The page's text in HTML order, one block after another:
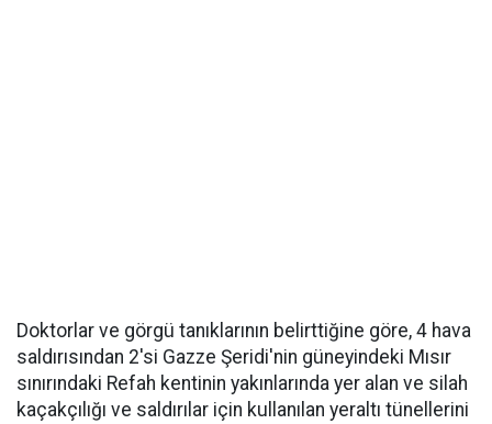
Doktorlar ve görgü tanıklarının belirttiğine göre, 4 hava
saldırısından 2'si Gazze Şeridi'nin güneyindeki Mısır
sınırındaki Refah kentinin yakınlarında yer alan ve silah
kaçakçılığı ve saldırılar için kullanılan yeraltı tünellerini